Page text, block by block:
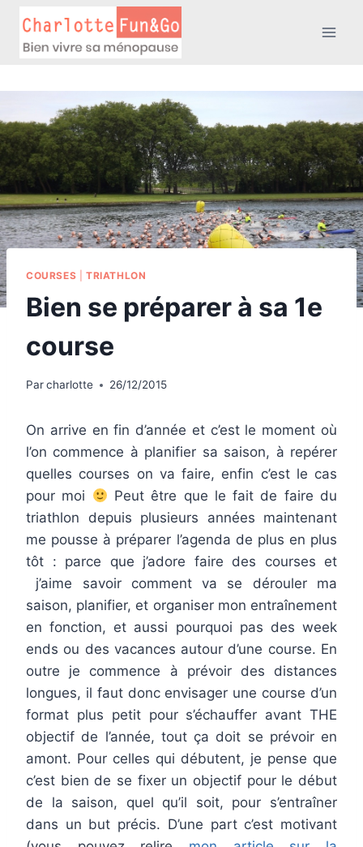
contenu
COURSES TRIATHLON
Bien se préparer à sa 1e
course
Parcharlotte 26/12/2015
On arrive en fin d’année et c’est le moment où
l’on commence à planifier sa saison, à repérer
quelles courses on va faire, enfin c’est le cas
pour moi
Peut être que le fait de faire du
triathlon depuis plusieurs années maintenant
me pousse à préparer l’agenda de plus en plus
tôt : parce que j’adore faire des courses et
j’aime savoir comment va se dérouler ma
saison, planifier, et organiser mon entraînement
en fonction, et aussi pourquoi pas des week
ends ou des vacances autour d’une course. En
outre je commence à prévoir des distances
longues, il faut donc envisager une course d’un
format plus petit pour s’échauffer avant THE
objectif de l’année, tout ça doit se prévoir en
amont. Pour celles qui débutent, je pense que
c’est bien de se fixer un objectif pour le début
de la saison, quel qu’il soit, pour s’entraîner
dans un but précis. D’une part c’est motivant